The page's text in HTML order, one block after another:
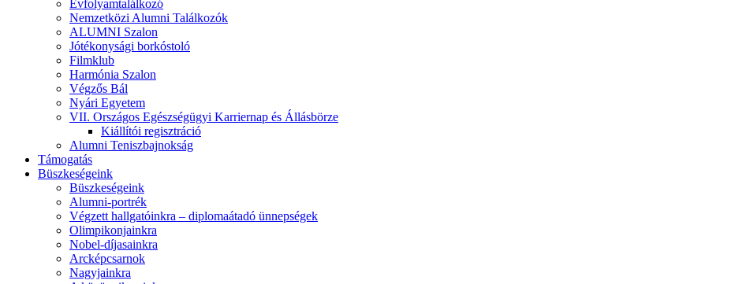
Évfolyamtalálkozó
Nemzetközi Alumni Találkozók
ALUMNI Szalon
Jótékonysági borkóstoló
Filmklub
Harmónia Szalon
Végzős Bál
Nyári Egyetem
VII. Országos Egészségügyi Karriernap és Állásbörze
Kiállítói regisztráció
Alumni Teniszbajnokság
Támogatás
Büszkeségeink
Büszkeségeink
Alumni-portrék
Végzett hallgatóinkra – diplomaátadó ünnepségek
Olimpikonjainkra
Nobel-díjasainkra
Arcképcsarnok
Nagyjainkra